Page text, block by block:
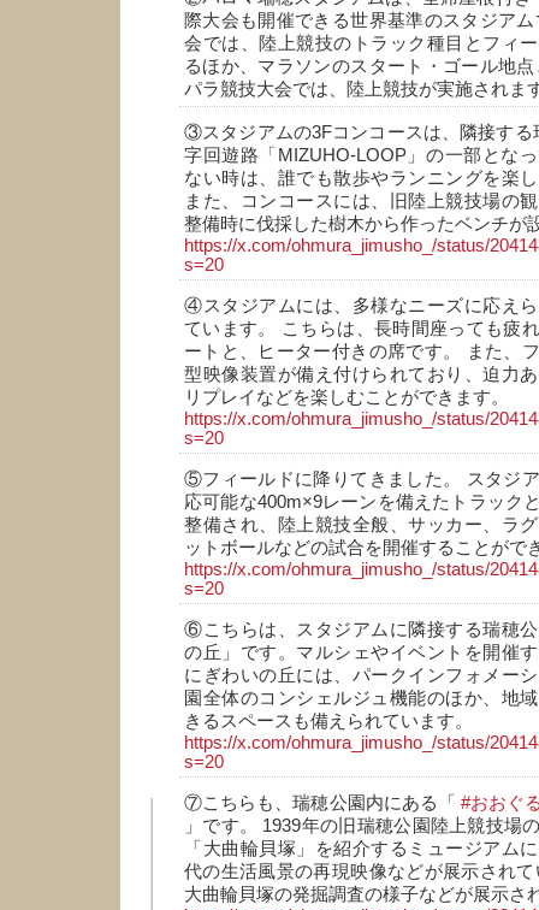
際大会も開催できる世界基準のスタジア
会では、陸上競技のトラック種目とフィ
るほか、マラソンのスタート・ゴール地
パラ競技大会では、陸上競技が実施されま
③スタジアムの3Fコンコースは、隣接する
字回遊路「MIZUHO-LOOP」の一部とな
ない時は、誰でも散歩やランニングを楽
また、コンコースには、旧陸上競技場の
整備時に伐採した樹木から作ったベンチが
https://x.com/ohmura_jimusho_/status/
s=20
④スタジアムには、多様なニーズに応え
ています。 こちらは、長時間座っても疲
ートと、ヒーター付きの席です。 また、
型映像装置が備え付けられており、迫力
リプレイなどを楽しむことができます。
https://x.com/ohmura_jimusho_/status/
s=20
⑤フィールドに降りてきました。 スタジ
応可能な400m×9レーンを備えたトラック
整備され、陸上競技全般、サッカー、ラ
ットボールなどの試合を開催することがで
https://x.com/ohmura_jimusho_/status/
s=20
⑥こちらは、スタジアムに隣接する瑞穂
の丘」です。マルシェやイベントを開催
にぎわいの丘には、パークインフォメー
園全体のコンシェルジュ機能のほか、地
きるスペースも備えられています。
https://x.com/ohmura_jimusho_/status/
s=20
⑦こちらも、瑞穂公園内にある「#おおぐ
」です。 1939年の旧瑞穂公園陸上競技場
「大曲輪貝塚」を紹介するミュージアム
代の生活風景の再現映像などが展示され
大曲輪貝塚の発掘調査の様子などが展示さ